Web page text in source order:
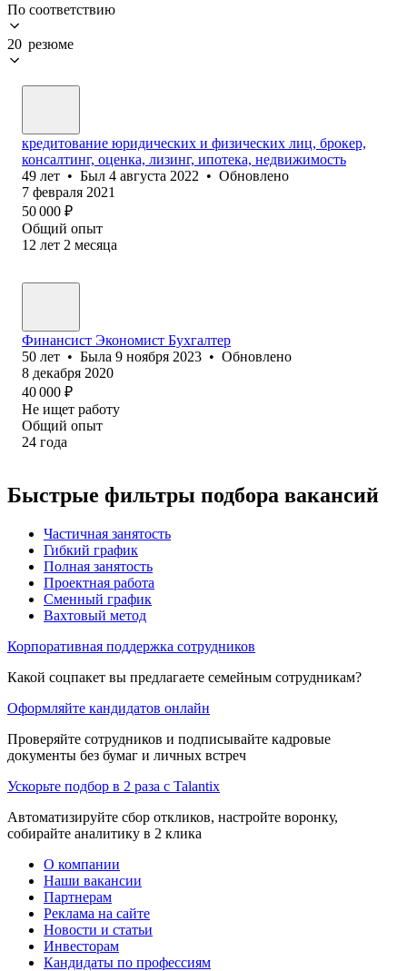
По соответствию
20 резюме
кредитование юридических и физических лиц, брокер,
консалтинг, оценка, лизинг, ипотека, недвижимость
49 лет • Был 4 августа 2022 • Обновлено
7 февраля 2021
50 000 ₽
Общий опыт
12 лет 2 месяца
Финансист Экономист Бухгалтер
50 лет • Была 9 ноября 2023 • Обновлено
8 декабря 2020
40 000 ₽
Не ищет работу
Общий опыт
24 года
Быстрые фильтры подбора вакансий
Частичная занятость
Гибкий график
Полная занятость
Проектная работа
Сменный график
Вахтовый метод
Корпоративная поддержка сотрудников
Какой соцпакет вы предлагаете семейным сотрудникам?
Оформляйте кандидатов онлайн
Проверяйте сотрудников и подписывайте кадровые
документы без бумаг и личных встреч
Ускорьте подбор в 2 раза с Talantix
Автоматизируйте сбор откликов, настройте воронку,
собирайте аналитику в 2 клика
О компании
Наши вакансии
Партнерам
Реклама на сайте
Новости и статьи
Инвесторам
Кандидаты по профессиям